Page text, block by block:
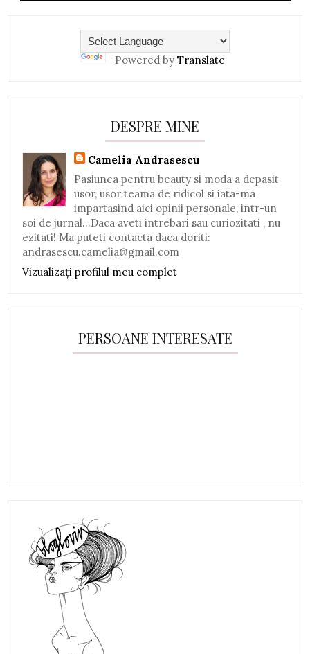
Powered by Translate
DESPRE MINE
Camelia Andrasescu
Pasiunea pentru beauty si moda a depasit
usor, usor teama de ridicol si iata-ma
impartasind aici opinii personale, intr-un
soi de jurnal...Daca aveti intrebari sau curiozitati , nu
ezitati! Ma puteti contacta daca doriti:
andrasescu.camelia@gmail.com
Vizualizați profilul meu complet
PERSOANE INTERESATE